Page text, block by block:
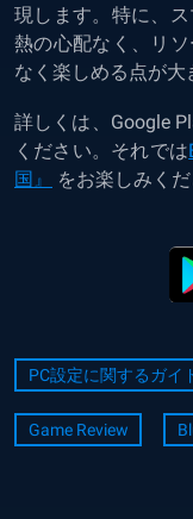
現します。特に、
熱の心配なく、リ
なく楽しめる点が大
詳しくは、Google
ください。それでは
国』
をお楽しみくだ
PC設定に関するガイ
Game Review